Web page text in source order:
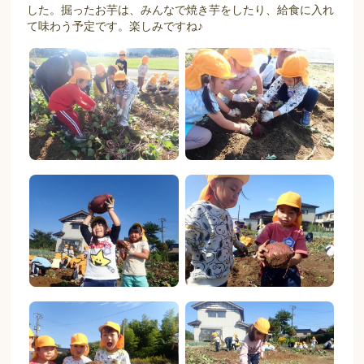
した。掘ったお芋は、みんなで焼き芋をしたり、給食に入れ
て味わう予定です。楽しみですね♪